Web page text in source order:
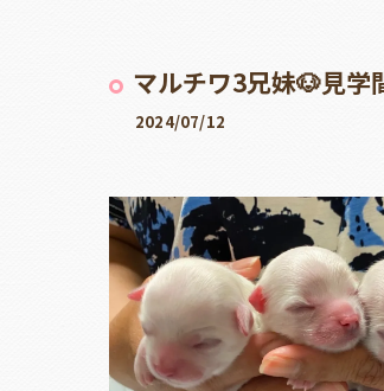
マルチワ3兄妹🐶見学
2024/07/12